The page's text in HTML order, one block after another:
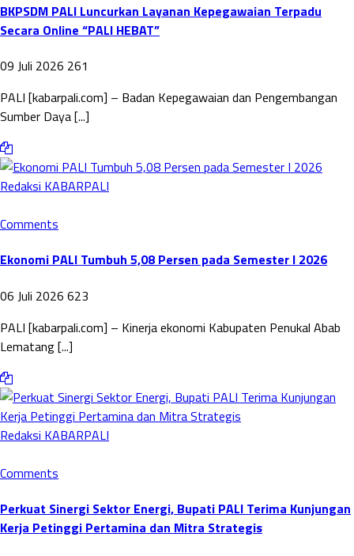
BKPSDM PALI Luncurkan Layanan Kepegawaian Terpadu
Secara Online “PALI HEBAT”
09 Juli 2026 261
PALI [kabarpali.com] – Badan Kepegawaian dan Pengembangan
Sumber Daya [...]
Redaksi KABARPALI
Comments
Ekonomi PALI Tumbuh 5,08 Persen pada Semester I 2026
06 Juli 2026 623
PALI [kabarpali.com] – Kinerja ekonomi Kabupaten Penukal Abab
Lematang [...]
Redaksi KABARPALI
Comments
Perkuat Sinergi Sektor Energi, Bupati PALI Terima Kunjungan
Kerja Petinggi Pertamina dan Mitra Strategis